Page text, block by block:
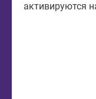
активируются